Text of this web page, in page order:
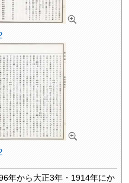
年から大正3年・1914年にか